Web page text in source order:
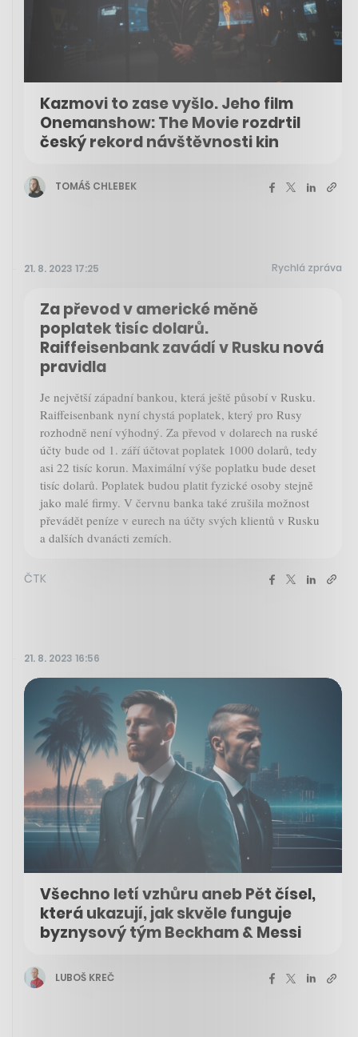
Kazmovi to zase vyšlo. Jeho film
Onemanshow: The Movie rozdrtil
český rekord návštěvnosti kin
TOMÁŠ CHLEBEK
21. 8. 2023 17:25 Rychlá zpráva
Za převod v americké měně
poplatek tisíc dolarů.
Raiffeisenbank zavádí v Rusku nová
pravidla
Je největší západní bankou, která ještě působí v Rusku.
Raiffeisenbank nyní chystá poplatek, který pro Rusy
rozhodně není výhodný. Za převod v dolarech na ruské
účty bude od 1. září účtovat poplatek 1000 dolarů, tedy
asi 22 tisíc korun. Maximální výše poplatku bude deset
tisíc dolarů. Poplatek budou platit fyzické osoby stejně
jako malé firmy. V červnu banka také zrušila možnost
převádět peníze v eurech na účty svých klientů v Rusku
a dalších dvanácti zemích.
ČTK
21. 8. 2023 16:56
Všechno letí vzhůru aneb Pět čísel,
která ukazují, jak skvěle funguje
byznysový tým Beckham & Messi
LUBOŠ KREČ